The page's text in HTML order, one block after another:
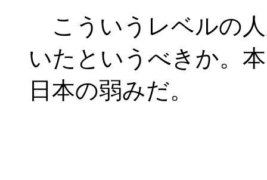
こういうレベルの
いたというべきか。
日本の弱みだ。